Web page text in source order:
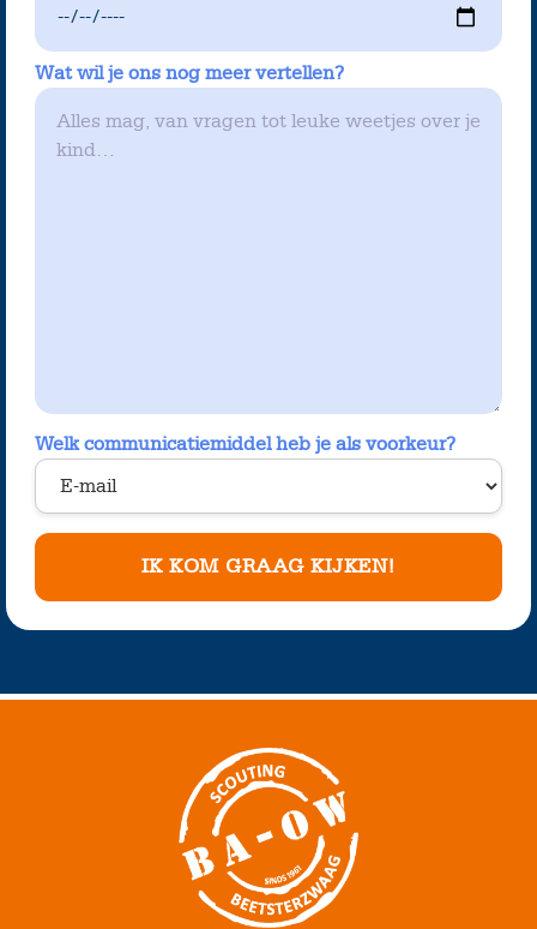
Wat wil je ons nog meer vertellen?
Welk communicatiemiddel heb je als voorkeur?